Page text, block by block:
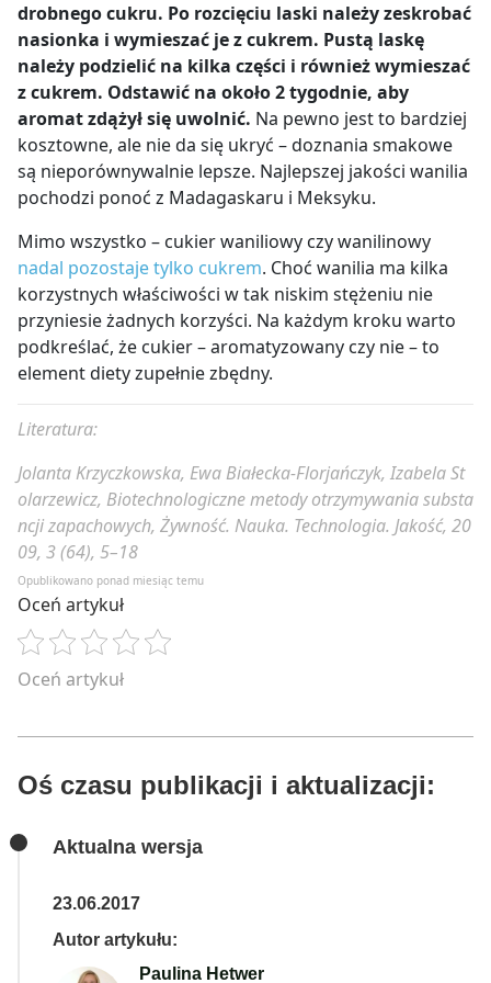
drobnego cukru. Po rozcięciu laski należy zeskrobać
nasionka i wymieszać je z cukrem. Pustą laskę
należy podzielić na kilka części i również wymieszać
z cukrem. Odstawić na około 2 tygodnie, aby
aromat zdążył się uwolnić. Na pewno jest to bardziej
kosztowne, ale nie da się ukryć – doznania smakowe
są nieporównywalnie lepsze. Najlepszej jakości wanilia
pochodzi ponoć z Madagaskaru i Meksyku.
Mimo wszystko – cukier waniliowy czy wanilinowy
nadal pozostaje tylko cukrem. Choć wanilia ma kilka
korzystnych właściwości w tak niskim stężeniu nie
przyniesie żadnych korzyści. Na każdym kroku warto
podkreślać, że cukier – aromatyzowany czy nie – to
element diety zupełnie zbędny.
Literatura:
Jolanta Krzyczkowska, Ewa Białecka-Florjańczyk, Izabela St
olarzewicz, Biotechnologiczne metody otrzymywania substa
ncji zapachowych, Żywność. Nauka. Technologia. Jakość, 20
09, 3 (64), 5–18
Opublikowano ponad miesiąc temu
Oceń artykuł
Oceń artykuł
Oś czasu publikacji i aktualizacji:
Aktualna wersja
23.06.2017
Autor artykułu:
Paulina Hetwer